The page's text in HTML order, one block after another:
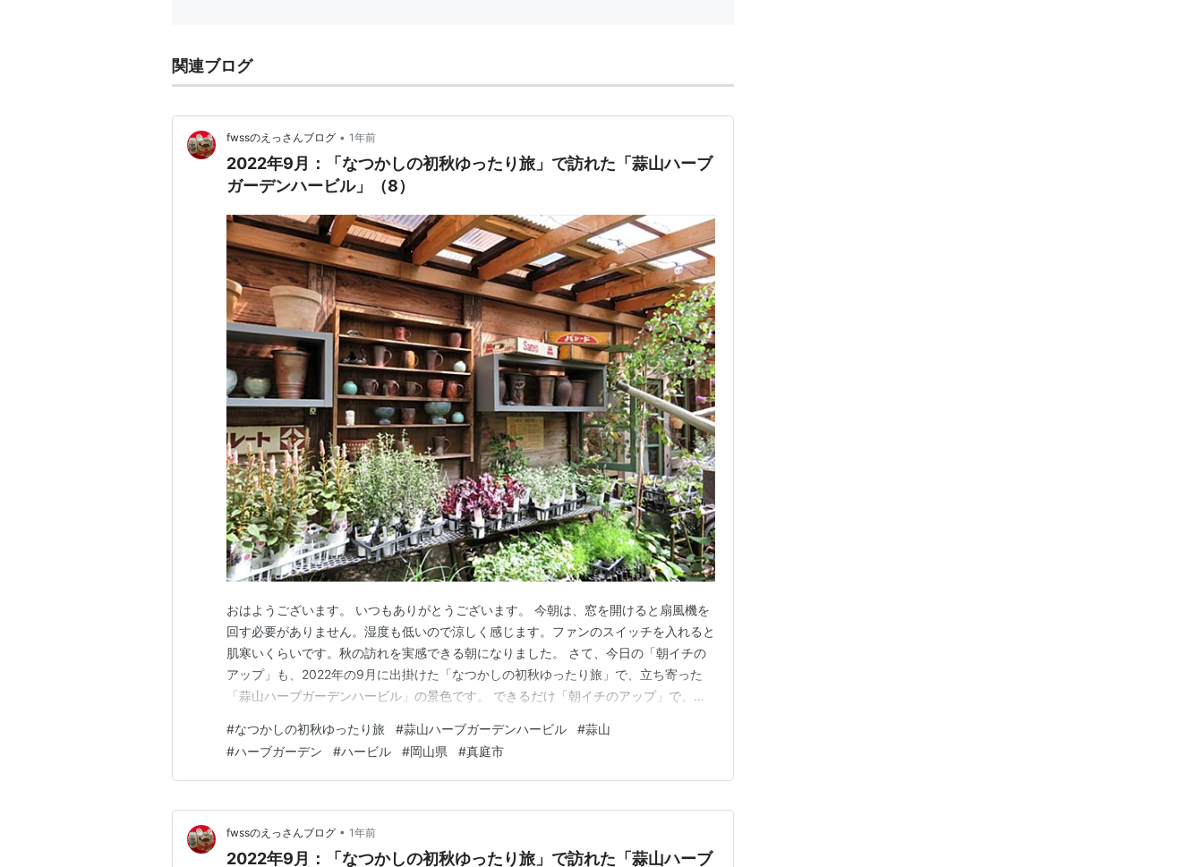
関連ブログ
fwssのえっさんブログ • 1年前
2022年9月：「なつかしの初秋ゆったり旅」で訪れた「蒜山ハーブ
ガーデンハービル」（8）
おはようございます。 いつもありがとうございます。 今朝は、窓を開けると扇風機を
回す必要がありません。湿度も低いので涼しく感じます。ファンのスイッチを入れると
肌寒いくらいです。秋の訪れを実感できる朝になりました。 さて、今日の「朝イチの
アップ」も、2022年の9月に出掛けた「なつかしの初秋ゆったり旅」で、立ち寄った
「蒜山ハーブガーデンハービル」の景色です。 できるだけ「朝イチのアップ」で、草
です。「なつかしの旅‥」の記事の方は、ここを飛ばして進んでいます。 この「蒜山ハ
ーブガーデンハービル」の所在地は、岡山県真庭市の…
#なつかしの初秋ゆったり旅 #蒜山ハーブガーデンハービル #蒜山
#ハーブガーデン #ハービル #岡山県 #真庭市
fwssのえっさんブログ • 1年前
2022年9月：「なつかしの初秋ゆったり旅」で訪れた「蒜山ハーブ